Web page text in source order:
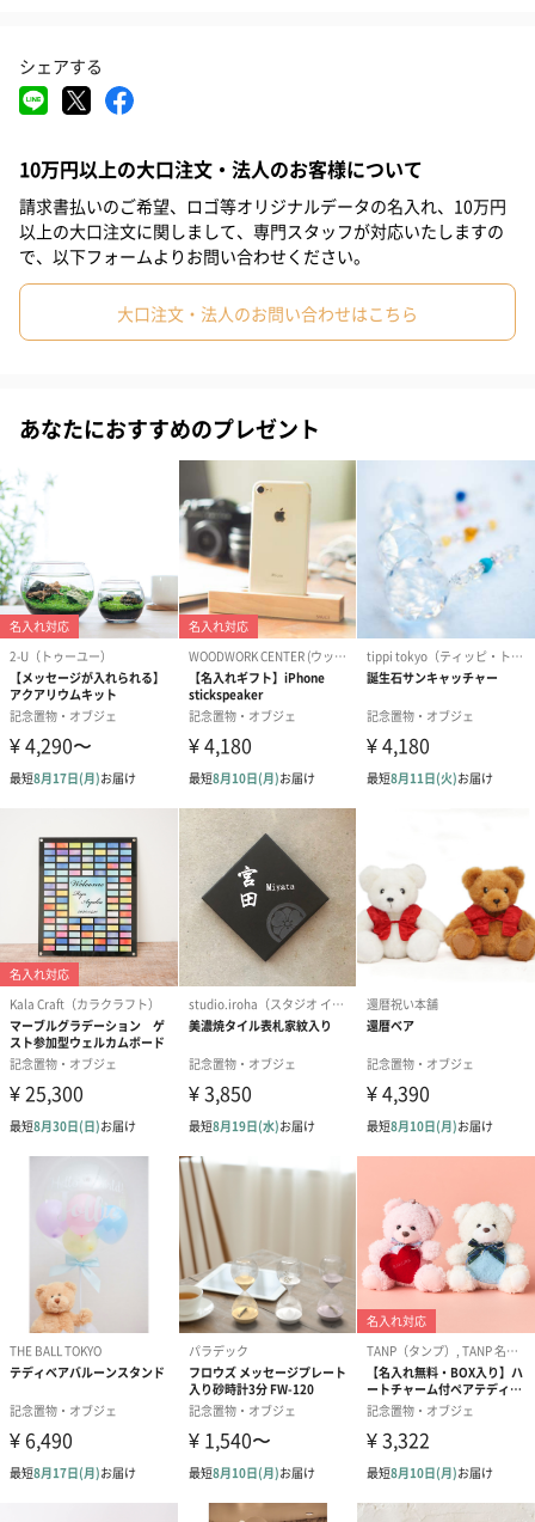
好きなスペースに飾れる
お店をやられている方はカウンターや棚などに飾っても良さそう
です。
縁起物ですので贈り物にも最適です。
和の物ですが色合いが柔らかく、洋風のインテリアにも合うデザ
色とりどりな明るい旋律が聞こえて来そうです。
楽器を演奏される方、音楽好きな方へのギフトにも喜ばれそうで
す。
細かい柄もひとつひとつ職人による手描きです。
全身に柄が描かれているので、どの角度から見ても楽しめます。
後ろ姿も可愛いです。
カマクラ張子
実家である春日部張子人形店で父五十嵐健二に師事し、
20年に渡り職人として張子作りに携わり、2019年に独立してカマ
クラ張子を立ち上げました。
妻の経営する雑貨店鎌倉molnを拠点にイベント出店、出張ワーク
ショップなどを行っています。
手作りならではの繊細な絵付けが魅力です。
自身も2匹の猫と暮らす大の猫好きで、愛猫の柄のオリジナル招き
猫のオーダーも人気です。
商品詳細情報
サイズ
高さ9cm 幅5.5cm 奥行き5.5cm
生産国
商品オプション情報
お届けボックスオプション
シェアする
10万円以上の大口注文・法人のお客様について
請求書払いのご希望、ロゴ等オリジナルデータの名入れ、10万円
以上の大口注文に関しまして、専門スタッフが対応いたしますの
で、以下フォームよりお問い合わせください。
大口注文・法人のお問い合わせはこちら
あなたにおすすめのプレゼント